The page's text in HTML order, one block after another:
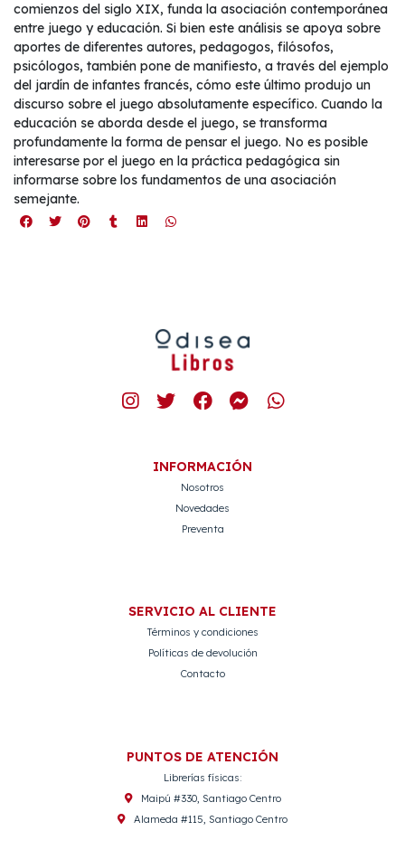
comienzos del siglo XIX, funda la asociación contemporánea
entre juego y educación. Si bien este análisis se apoya sobre
aportes de diferentes autores, pedagogos, filósofos,
psicólogos, también pone de manifiesto, a través del ejemplo
del jardín de infantes francés, cómo este último produjo un
discurso sobre el juego absolutamente específico. Cuando la
educación se aborda desde el juego, se transforma
profundamente la forma de pensar el juego. No es posible
interesarse por el juego en la práctica pedagógica sin
informarse sobre los fundamentos de una asociación
semejante.
INFORMACIÓN
Nosotros
Novedades
Preventa
SERVICIO AL CLIENTE
Términos y condiciones
Políticas de devolución
Contacto
PUNTOS DE ATENCIÓN
Librerías físicas:
Maipú #330, Santiago Centro
Alameda #115, Santiago Centro